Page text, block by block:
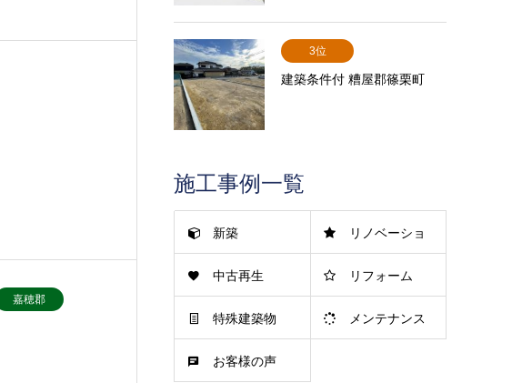
嘉穂郡
3位
建築条件付 糟屋郡篠栗町
施工事例一覧
新築 リノベーショ
ン
中古再生 リフォーム
特殊建築物 メンテナンス
お客様の声